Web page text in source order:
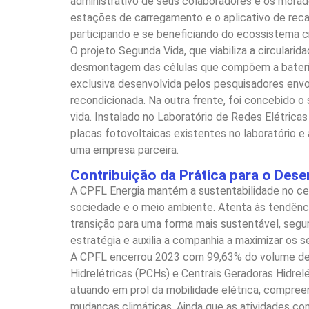
estações de carregamento e o aplicativo de
participando e se beneficiando do ecossistema
O projeto Segunda Vida, que viabiliza a
desmontagem das células que compõem a
exclusiva desenvolvida pelos pesquisadores
recondicionada. Na outra frente, foi concebido
vida. Instalado no Laboratório de Redes
placas fotovoltaicas existentes no laboratório e
uma empresa parceira.
Contribuição da Prática para o
A CPFL Energia mantém a sustentabilidade no
sociedade e o meio ambiente. Atenta às
transição para uma forma mais sustentável,
estratégia e auxilia a companhia a maximizar os
A CPFL encerrou 2023 com 99,63% do volume
Hidrelétricas (PCHs) e Centrais Geradoras
atuando em prol da mobilidade elétrica,